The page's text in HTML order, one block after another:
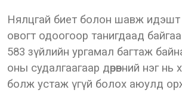
Нялцгай биет болон шавж
овогт одоогоор танигдаад
583 зүйлийн ургамал багтаж
оны судалгаагаар дөрөвний нэг нь
болж устаж үгүй болох аюулд